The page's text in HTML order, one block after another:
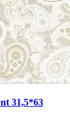
31,5*63